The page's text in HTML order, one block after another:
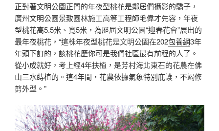
正對著文明公園正門的年夜型桃花是鄰居們攝影的驕子，
廣州文明公園景致園林施工高等工程師毛偉才先容，年夜
型桃花高5.5米、寬5米，為歷屆文明公園“迎春花會”展出的
最年夜桃花，“這株年夜型桃花是文明公園在202包養網3年
年頭下訂的，該桃花歷你可是我們社區最有前程的人了。
從小成就好，考上經4年扶植，是芳村海北東石的花農在佛
山三水蒔植的。這4年間，花農依據氣象特別庇護，不竭修
剪外型。”